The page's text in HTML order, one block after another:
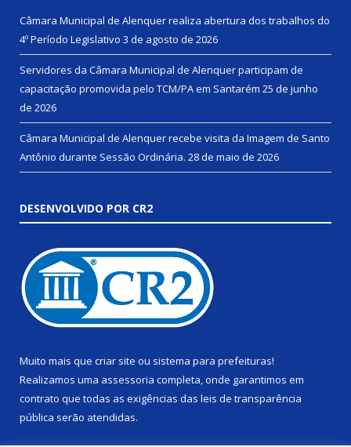
Câmara Municipal de Alenquer realiza abertura dos trabalhos do
4º Período Legislativo 3 de agosto de 2026
Servidores da Câmara Municipal de Alenquer participam de
capacitação promovida pelo TCM/PA em Santarém 25 de junho
de 2026
Câmara Municipal de Alenquer recebe visita da Imagem de Santo
Antônio durante Sessão Ordinária. 28 de maio de 2026
DESENVOLVIDO POR CR2
Muito mais que criar site ou sistema para prefeituras!
Realizamos uma assessoria completa, onde garantimos em
contrato que todas as exigências das leis de transparência
pública serão atendidas.